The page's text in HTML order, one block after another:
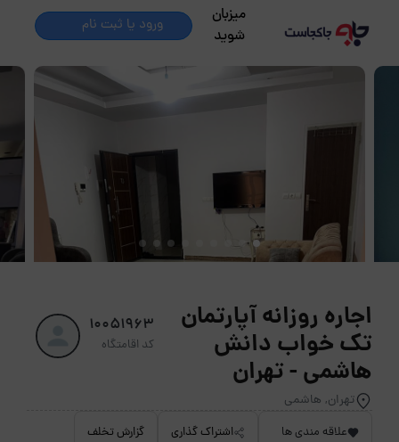
میزبان
شوید
ورود یا ثبت نام
اجاره روزانه آپارتمان
تک خواب دانش
هاشمی - تهران
تهران, هاشمی
10051963
کد اقامتگاه
علاقه مندی ها اشتراک گذاری گزارش تخلف